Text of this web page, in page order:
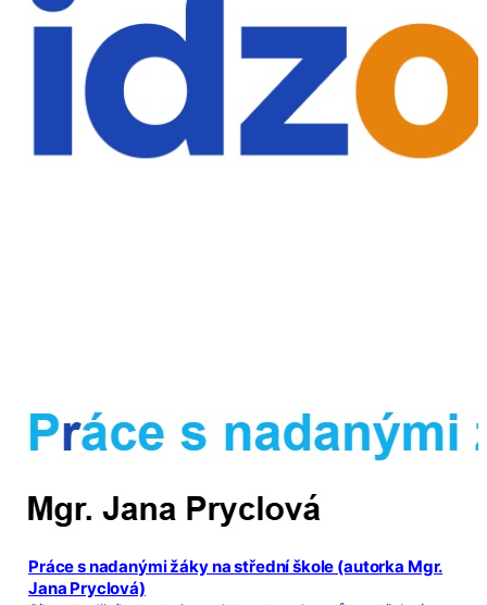
Práce s nadanými žáky na střední škole (autorka Mgr.
Jana Pryclová)